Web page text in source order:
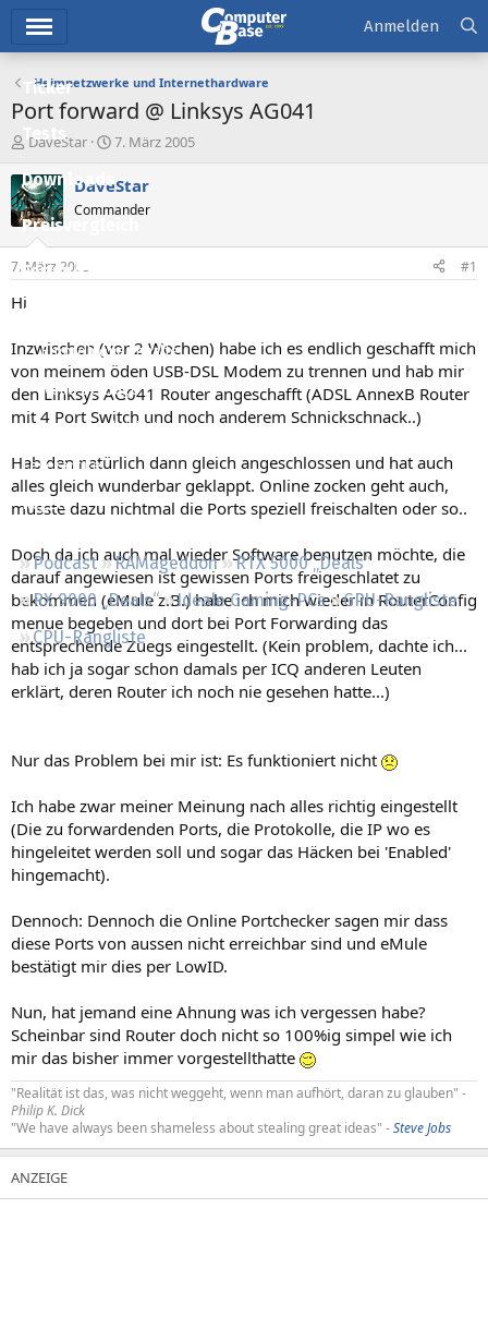
Ticker
Tests
Downloads
Preisvergleich
Forum
Aktuelles
Empfohlene Inhalte
Neue Beiträge
Neueste Aktivitäten
Leserartikel
Regeln
Podcast RAMageddon
RTX 5000 „Deals“
RX 9000 „Deals“
Ideale Gaming-PCs
GPU-Rangliste
CPU-Rangliste
Anmelden
Heimnetzwerke und Internethardware
Port forward @ Linksys AG041
E
s
t
e
l
e
DaveStar
E
s
e
t
7. März 2005
DaveStar
Commander
7. März 2005 #1
Hi
Inzwischen (vor 2 Wochen) habe ich es endlich geschafft mich
von meinem öden USB-DSL Modem zu trennen und hab mir
den Linksys AG041 Router angeschafft (ADSL AnnexB Router
mit 4 Port Switch und noch anderem Schnickschnack..)
Hab den natürlich dann gleich angeschlossen und hat auch
alles gleich wunderbar geklappt. Online zocken geht auch,
musste dazu nichtmal die Ports speziell freischalten oder so..
Doch da ich auch mal wieder Software benutzen möchte, die
darauf angewiesen ist gewissen Ports freigeschlatet zu
bekommen (eMule z.B.) habe ich mich wieder in RouterConfig
menue begeben und dort bei Port Forwarding das
entsprechende Zuegs eingestellt. (Kein problem, dachte ich...
hab ich ja sogar schon damals per ICQ anderen Leuten
erklärt, deren Router ich noch nie gesehen hatte...)
Nur das Problem bei mir ist: Es funktioniert nicht
Ich habe zwar meiner Meinung nach alles richtig eingestellt
(Die zu forwardenden Ports, die Protokolle, die IP wo es
hingeleitet werden soll und sogar das Häcken bei 'Enabled'
hingemacht).
Dennoch: Dennoch die Online Portchecker sagen mir dass
diese Ports von aussen nicht erreichbar sind und eMule
bestätigt mir dies per LowID.
Nun, hat jemand eine Ahnung was ich vergessen habe?
Scheinbar sind Router doch nicht so 100%ig simpel wie ich
mir das bisher immer vorgestellthatte
"Realität ist das, was nicht weggeht, wenn man aufhört, daran zu glauben" -
Philip K. Dick
"We have always been shameless about stealing great ideas" -Steve Jobs